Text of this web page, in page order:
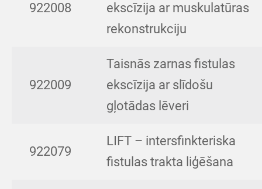
922008
ekscīzija ar muskulatūras
rekonstrukciju
922009
Taisnās zarnas fistulas
ekscīzija ar slīdošu
gļotādas lēveri
922079
LIFT – intersfinkteriska
fistulas trakta liģēšana